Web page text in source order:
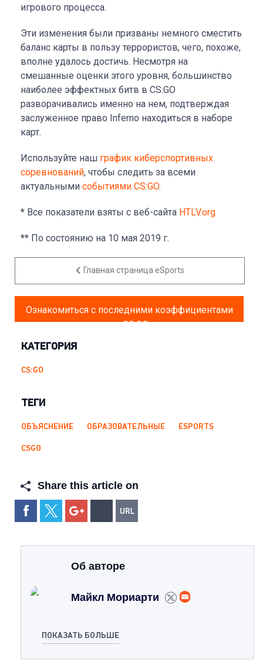
игрового процесса.
Эти изменения были призваны немного сместить
баланс карты в пользу террористов, чего, похоже,
вполне удалось достичь. Несмотря на
смешанные оценки этого уровня, большинство
наиболее эффектных битв в CS:GO
разворачивались именно на нем, подтверждая
заслуженное право Inferno находиться в наборе
карт.
Используйте наш график киберспортивных
соревнований, чтобы следить за всеми
актуальными событиями CS:GO.
* Все показатели взяты с веб-сайта HTLV.org
** По состоянию на 10 мая 2019 г.
Главная страница eSports
Ознакомиться с последними коэффициентами
на CS:GO
КАТЕГОРИЯ
CS:GO
ТЕГИ
ОБЪЯСНЕНИЕ ОБРАЗОВАТЕЛЬНЫЕ ESPORTS
CSGO
Share this article on
Об авторе
Майкл Мориарти
ПОКАЗАТЬ БОЛЬШЕ